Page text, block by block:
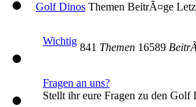
Golf Dinos Themen BeitrÃ¤ge
Wichtig
841 Themen 16589
Fragen an uns?
Stellt ihr eure Fragen zu den Golf